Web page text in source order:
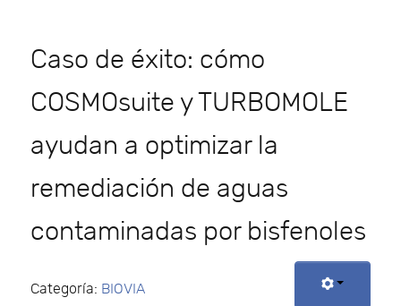
Caso de éxito: cómo
COSMOsuite y TURBOMOLE
ayudan a optimizar la
remediación de aguas
contaminadas por bisfenoles
Categoría: BIOVIA